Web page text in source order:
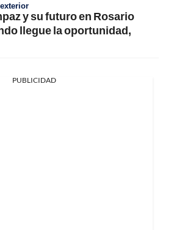
y su futuro en Rosario
llegue la oportunidad,
PUBLICIDAD